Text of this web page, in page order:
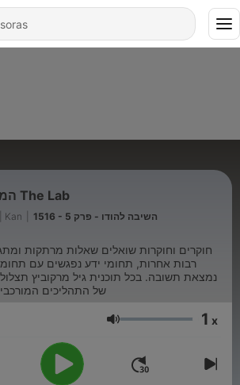
המעבדה The Lab
כאן | Kan 1516 - השיבה להודו - פרק 5
חוקרים וחוקרות שואלים שאלות מרתקות
רבות אחרות, תחומי ידע נפגשים עם
נמצאת תשובה. בכל תוכנית גיל מרקוביץ
של התהליכים
Volumen 1 x